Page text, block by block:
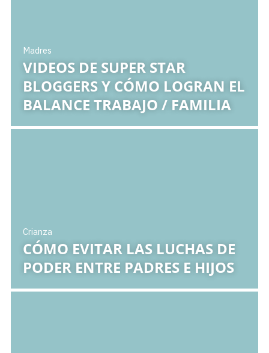
Madres
VIDEOS DE SUPER STAR
BLOGGERS Y CÓMO LOGRAN EL
BALANCE TRABAJO / FAMILIA
Crianza
CÓMO EVITAR LAS LUCHAS DE
PODER ENTRE PADRES E HIJOS